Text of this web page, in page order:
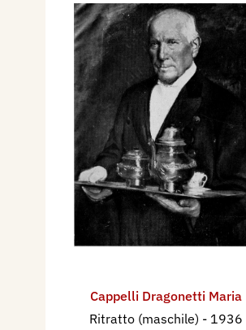
Cappelli Dragonetti Maria
Ritratto (maschile) - 1936